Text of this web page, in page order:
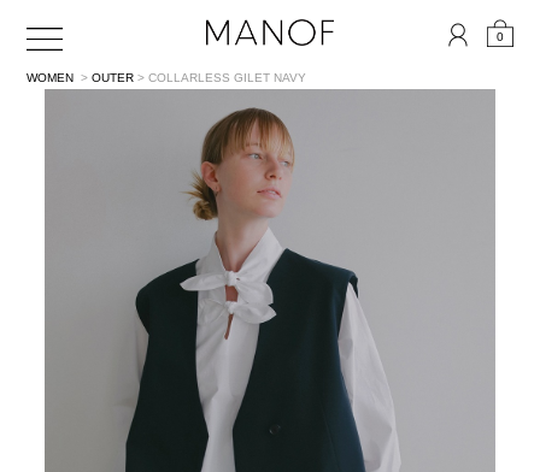
0
WOMEN >OUTER > COLLARLESS GILET NAVY